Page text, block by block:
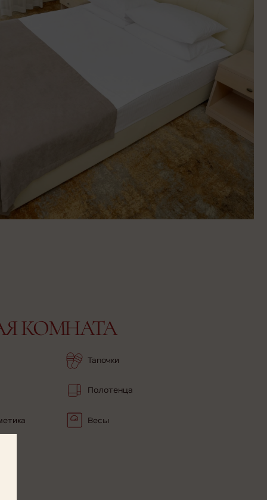
КОМНАТА
Тапочки
Полотенца
Весы